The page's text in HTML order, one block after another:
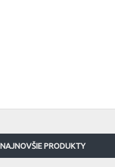
NAJNOVŠIE PRODUKTY